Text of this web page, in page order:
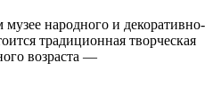
народного и декоративно-
традиционная творческая
возраста —